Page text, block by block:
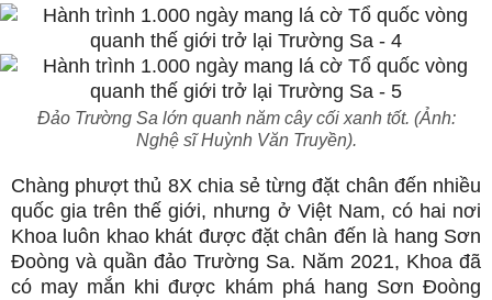
Đảo Trường Sa lớn quanh năm cây cối xanh tốt. (Ảnh:
Nghệ sĩ Huỳnh Văn Truyền).
Chàng phượt thủ 8X chia sẻ từng đặt chân đến nhiều
quốc gia trên thế giới, nhưng ở Việt Nam, có hai nơi
Khoa luôn khao khát được đặt chân đến là hang Sơn
Đoòng và quần đảo Trường Sa. Năm 2021, Khoa đã
có may mắn khi được khám phá hang Sơn Đoòng